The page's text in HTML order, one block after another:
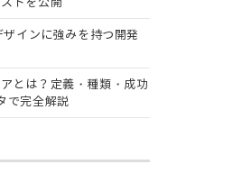
ザインに強みを持つ開発
とは？定義・種類・成功
で完全解説